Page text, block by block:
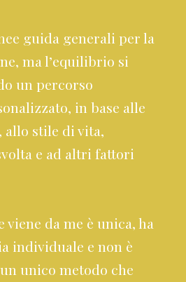
guida generali per la
ma l’equilibrio si
un percorso
in base alle
allo stile di vita,
e ad altri fattori
viene da me è unica, ha
individuale e non è
unico metodo che